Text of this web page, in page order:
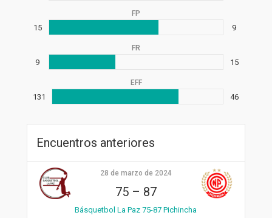
FP
15 9
FR
9 15
EFF
131 46
Encuentros anteriores
28 de marzo de 2024
75– 87
Básquetbol La Paz 75-87 Pichincha